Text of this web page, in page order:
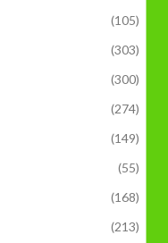
(105)
(303)
(300)
(274)
(149)
(55)
(168)
(213)